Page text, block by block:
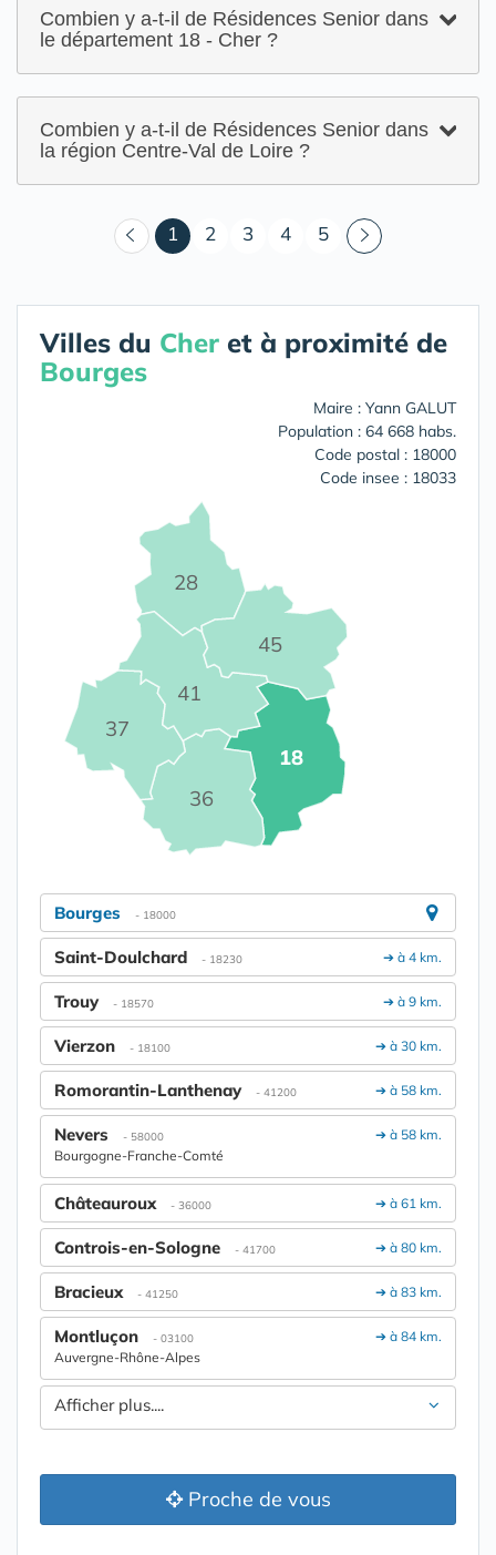
Combien y a-t-il de Résidences Senior dans
le département 18 - Cher ?
Combien y a-t-il de Résidences Senior dans
la région Centre-Val de Loire ?
1 (courant)
2 3 4 5
Villes du Cher et à proximité de
Bourges
Maire : Yann GALUT
Population : 64 668 habs.
Code postal : 18000
Code insee : 18033
18
28
36
37
41
45
Bourges - 18000
➔ à 4 km.
Saint-Doulchard - 18230
➔ à 9 km.
Trouy - 18570
➔ à 30 km.
Vierzon - 18100
➔ à 58 km.
Romorantin-Lanthenay - 41200
➔ à 58 km.
Nevers - 58000
Bourgogne-Franche-Comté
➔ à 61 km.
Châteauroux - 36000
➔ à 80 km.
Controis-en-Sologne - 41700
➔ à 83 km.
Bracieux - 41250
➔ à 84 km.
Montluçon - 03100
Auvergne-Rhône-Alpes
Afficher plus....
Proche de vous